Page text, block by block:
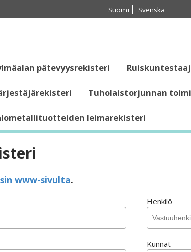
Suomi Svenska
pätevyysrekisteri
Tuholaistorjunnan
leimarekisteri
www-sivulta.
Henkilö
Kunnat